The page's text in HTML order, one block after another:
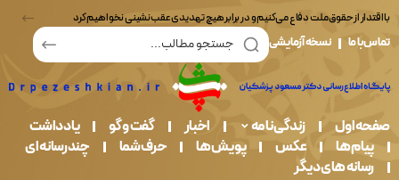
از حقوق ملت دفاع می‌کنیم و در برابر هیچ تهدیدی عقب‌نشینی نخواهیم کرد
نسخه آزمایشی
زندگی نامه اخبار گفت و گو
یادداشت
ها
عکس پویش ها حرف شما
چندرسانه ای
های دیگر